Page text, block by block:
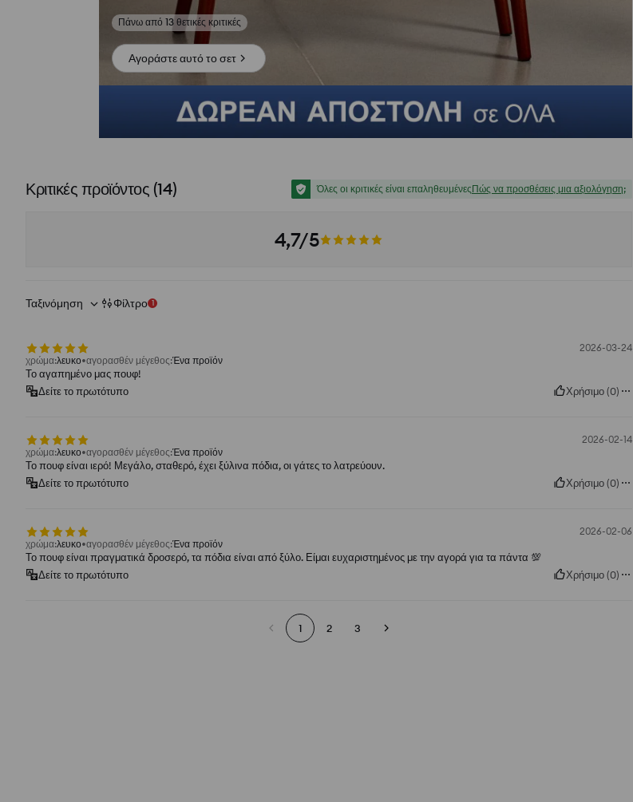
Δες φωτογραφίες από αξιολογήσεις
Αγοράστε αυτό το σετ
Κριτικές προϊόντος (14) Όλες οι κριτικές είναι επαληθευμένεςΠώς να προσθέσεις μια αξιολόγηση;
4,7/5
Ταξινόμηση Φίλτρο 1
2026-03-24
χρώμα:λευκο αγορασθέν μέγεθος:Ένα προϊόν
Το αγαπημένο μας πουφ!
Δείτε το πρωτότυπο
Χρήσιμο(0)
2026-02-14
χρώμα:λευκο αγορασθέν μέγεθος:Ένα προϊόν
Το πουφ είναι ιερό! Μεγάλο, σταθερό, έχει ξύλινα πόδια, οι γάτες το λατρεύουν.
Δείτε το πρωτότυπο
Χρήσιμο(0)
2026-02-06
χρώμα:λευκο αγορασθέν μέγεθος:Ένα προϊόν
Το πουφ είναι πραγματικά δροσερό, τα πόδια είναι από ξύλο. Είμαι ευχαριστημένος με την αγορά για τα πάντα 💯
Δείτε το πρωτότυπο
Χρήσιμο(0)
1 2 3